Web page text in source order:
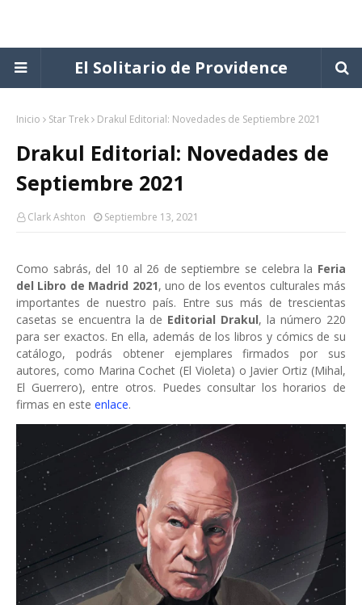
El Solitario de Providence
Inicio Star Trek Drakul Editorial: Novedades de Septiembre 2021
Drakul Editorial: Novedades de
Septiembre 2021
Clark Ashton Septiembre 13, 2021
Como sabrás, del 10 al 26 de septiembre se celebra la Feria
del Libro de Madrid 2021, uno de los eventos culturales más
importantes de nuestro país. Entre sus más de trescientas
casetas se encuentra la de Editorial Drakul, la número 220
para ser exactos. En ella, además de los libros y cómics de su
catálogo, podrás obtener ejemplares firmados por sus
autores, como Marina Cochet (El Violeta) o Javier Ortiz (Mihal,
El Guerrero), entre otros. Puedes consultar los horarios de
firmas en este enlace.